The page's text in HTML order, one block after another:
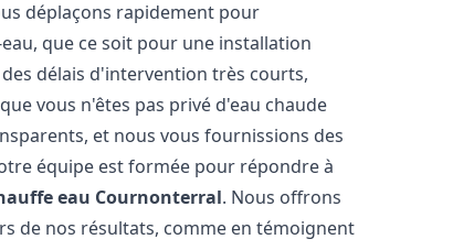
déplaçons rapidement pour
que ce soit pour une installation
délais d'intervention très courts,
vous n'êtes pas privé d'eau chaude
et nous vous fournissions des
équipe est formée pour répondre à
eau Cournonterral. Nous offrons
de nos résultats, comme en témoignent